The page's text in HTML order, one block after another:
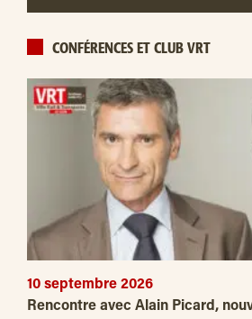
CONFÉRENCES ET CLUB VRT
10 septembre 2026
Rencontre avec Alain Picard,